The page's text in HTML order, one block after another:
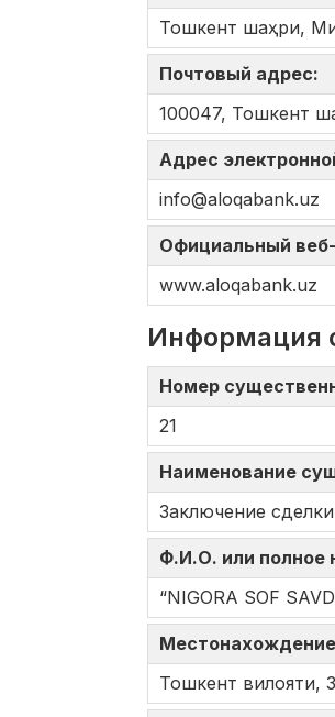
Тошкент шаҳри,
Почтовый адрес:
100047, Тошкент
Адрес
info@aloqabank.uz
Официальный
www.aloqabank.uz
Информация
Номер
21
Наименование
Заключение
Ф.И.О. или полное
“NIGORA SOF
Тошкент вилояти,